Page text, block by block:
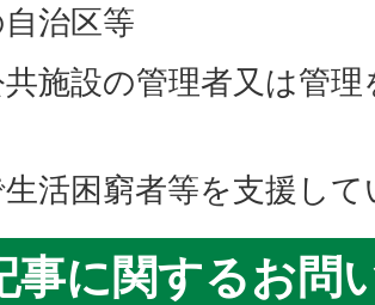
自治区等
共施設の管理者又は管
生活困窮者等を支援し
事に関するお問